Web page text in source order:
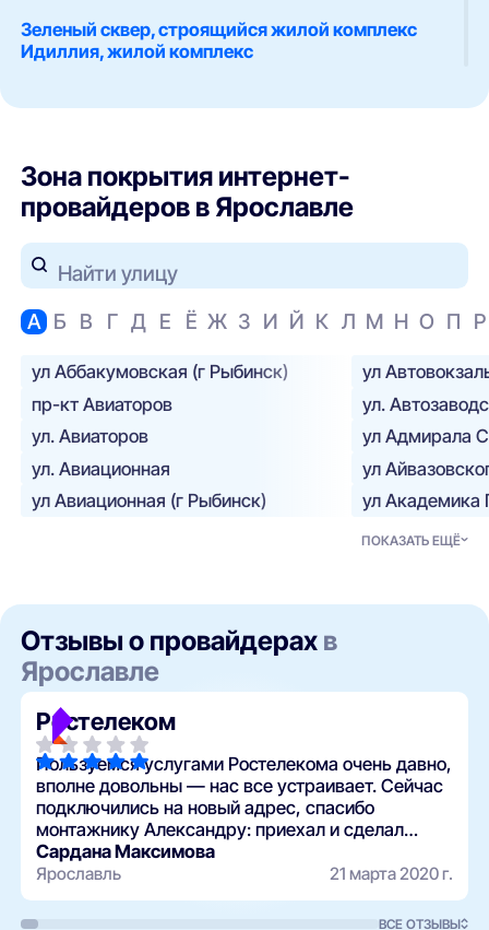
Зеленый сквер, строящийся жилой комплекс
Идиллия, жилой комплекс
Мелодия, жилой комплекс
Нагорье, жилой комплекс
Наследие, жилой комплекс
Новация, жилой комплекс
Норские резиденции, жилой комплекс
комплекс
Премьер, жилой комплекс
Престиж сити, жилой дом
СЗ Новый горизонт, строящийся жилой дом
СЗ Строительный трест №1, Строящийся жилой
СЗ Яковлевское, строящийся жилой дом
Соколов, жилой дом
Старое Брагино, жилой комплекс
Строительный трест №1, строящийся жилой дом
Твердость, жилой комплекс
Финитими, жилой дом
Ярославль Сити, строящиеся объекты
Зона покрытия интернет-
провайдеров в Ярославле
Найти улицу
А Б В Г Д Е Ё Ж З И Й К Л М Н О П Р
ул Аббакумовская (г Рыбинск)
пр-кт Авиаторов
ул. Авиаторов
ул. Авиационная
ул Авиационная (г Рыбинск)
ул
ул.
ул Адмирала
ул
ул Академика
ПОКАЗАТЬ ЕЩЁ
Отзывы о провайдерах в
Ярославле
Ростелеком
Пользуемся услугами Ростелекома очень давно,
вполне довольны — нас все устраивает. Сейчас
подключились на новый адрес, спасибо
монтажнику Александру: приехал и сделал
очень быстро.
Сардана Максимова
Ярославль 21 марта 2020 г.
ВСЕ ОТЗЫВЫ